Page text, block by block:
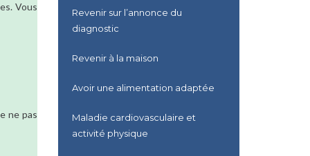
Vous
ne pas
Revenir sur l’annonce du
diagnostic
Revenir à la maison
Avoir une alimentation adaptée
Maladie cardiovasculaire et
activité physique